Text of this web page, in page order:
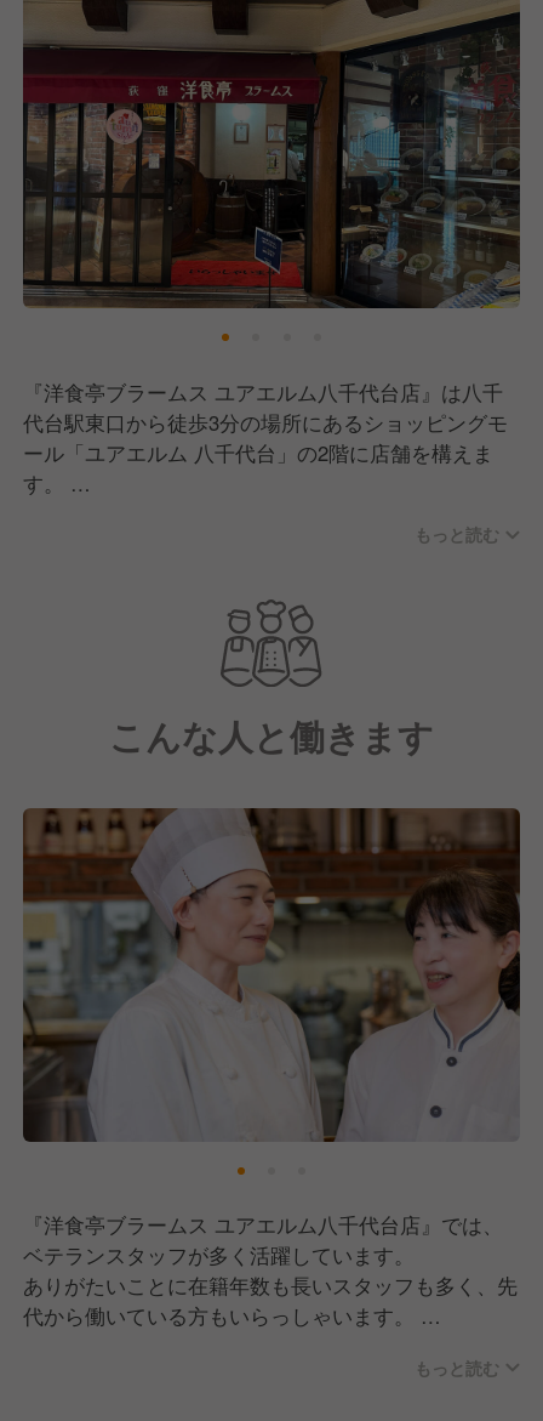
『洋食亭ブラームス ユアエルム八千代台店』は八千
代台駅東口から徒歩3分の場所にあるショッピングモ
ール「ユアエルム 八千代台」の2階に店舗を構えま
す。
孫へ」をコンセプトに、懐かしい洋食を提供していま
また、お店の規模を大きくしていないので、お客様と
の距離が近いのも特徴の一つです。
開業から現在、おかげさまで常連様も含めて多くのお
客様に支えられています。
今後も洋食亭ブラームス ユアエルム八千代台店をご
くの方々にブラームスのファンになっていただけるよ
うに日々営業中です！
もっと読む
こんな人と働きます
『洋食亭ブラームス ユアエルム八千代台店』では、
ベテランスタッフが多く活躍しています。
ありがたいことに在籍年数も長いスタッフも多く、先
代から働いている方もいらっしゃいます。
もっと読む